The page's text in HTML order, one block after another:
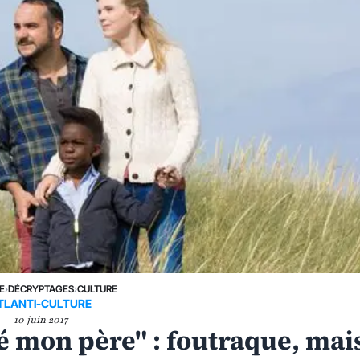
›DÉCRYPTAGES›CULTURE
CULTURE
10 juin 2017
mon père" : foutraque,